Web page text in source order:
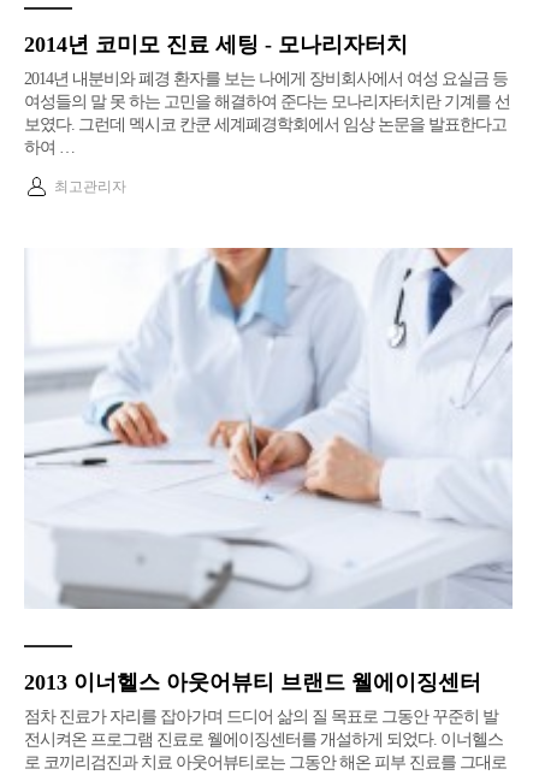
2014년 코미모 진료 세팅 - 모나리자터치
2014년 내분비와 폐경 환자를 보는 나에게 장비회사에서 여성 요실금 등
여성들의 말 못 하는 고민을 해결하여 준다는 모나리자터치란 기계를 선
보였다. 그런데 멕시코 칸쿤 세계폐경학회에서 임상 논문을 발표한다고
하여 …
최고관리자
2013 이너헬스 아웃어뷰티 브랜드 웰에이징센터
점차 진료가 자리를 잡아가며 드디어 삶의 질 목표로 그동안 꾸준히 발
전시켜온 프로그램 진료로 웰에이징센터를 개설하게 되었다. 이너헬스
로 코끼리검진과 치료 아웃어뷰티로는 그동안 해온 피부 진료를 그대로